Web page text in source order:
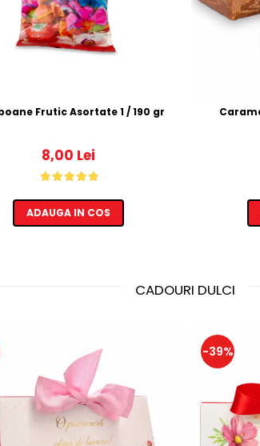
Bomboane Frutic Asortate 1 / 190 gr
8,00 Lei
ADAUGA IN COS
CADOURI DULCI
-39%